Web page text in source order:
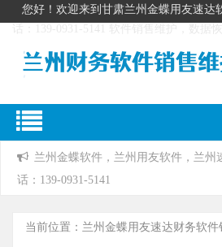
您好！欢迎来到甘肃兰州金蝶用友速达
话：139-0931-5141 软件销售维护，数据恢
兰州金蝶软件，兰州用友软件，兰州
话：139-0931-5141
当前位置： 兰州金蝶用友速达财务软